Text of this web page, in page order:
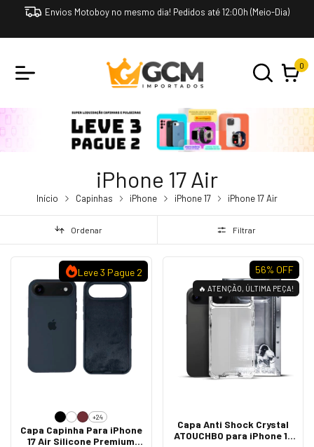
Envios Motoboy no mesmo dia! Pedidos até 12:00h (Meio-Dia)
0
iPhone 17 Air
Início Capinhas iPhone iPhone 17 iPhone 17 Air
Ordenar Filtrar
Leve 3 Pague 2
+24
Capa Capinha Para iPhone
17 Air Silicone Premium
56% OFF
🔥 ATENÇÃO, ÚLTIMA PEÇA!
Capa Anti Shock Crystal
ATOUCHBO para iPhone 17